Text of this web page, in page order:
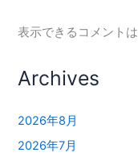
表示できるコメントは
Archives
2026年8月
2026年7月